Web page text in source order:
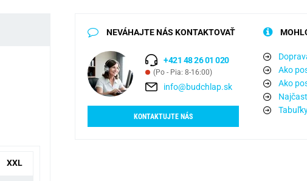
XXL
NEVÁHAJTE NÁS KONTAKTOVAŤ
+421 48 26 01 020
(Po - Pia: 8-16:00)
info@budchlap.sk
KONTAKTUJTE NÁS
Ako
Ako